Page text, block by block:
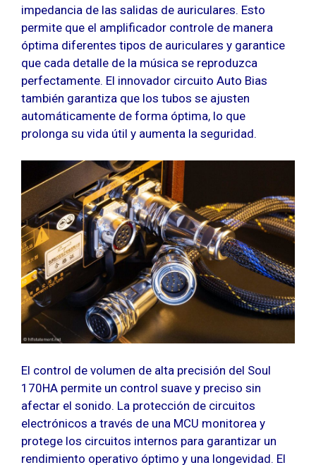
impedancia de las salidas de auriculares. Esto
permite que el amplificador controle de manera
óptima diferentes tipos de auriculares y garantice
que cada detalle de la música se reproduzca
perfectamente. El innovador circuito Auto Bias
también garantiza que los tubos se ajusten
automáticamente de forma óptima, lo que
prolonga su vida útil y aumenta la seguridad.
El control de volumen de alta precisión del Soul
170HA permite un control suave y preciso sin
afectar el sonido. La protección de circuitos
electrónicos a través de una MCU monitorea y
protege los circuitos internos para garantizar un
rendimiento operativo óptimo y una longevidad. El